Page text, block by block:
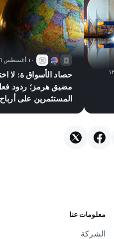
١٠ أغسطس ٢٠٢٦, ٠٩:٤٣
حصاد الأسواق ة: لا
مضيق هرمز؛ ردود
المستثمرين على أرباح
معلومات عنا
الشركة